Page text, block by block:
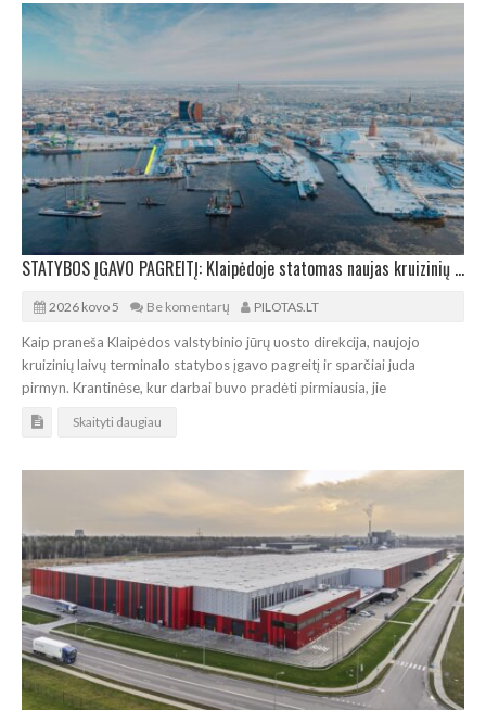
STATYBOS ĮGAVO PAGREITĮ: Klaipėdoje statomas naujas kruizinių laivų terminalas
2026 kovo 5 Be komentarų PILOTAS.LT
Kaip praneša Klaipėdos valstybinio jūrų uosto direkcija, naujojo
kruizinių laivų terminalo statybos įgavo pagreitį ir sparčiai juda
pirmyn. Krantinėse, kur darbai buvo pradėti pirmiausia, jie
Skaityti daugiau